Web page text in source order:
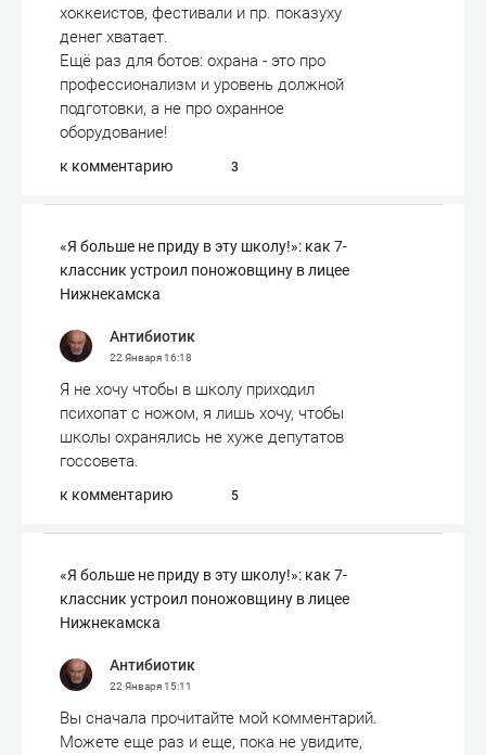
хоккеистов, фестивали и пр. показуху
денег хватает.
Ещё раз для ботов: охрана - это про
профессионализм и уровень должной
подготовки, а не про охранное
оборудование!
к комментарию 3
«Я больше не приду в эту школу!»: как 7-
классник устроил поножовщину в лицее
Нижнекамска
Антибиотик
22 Января16:18
Я не хочу чтобы в школу приходил
психопат с ножом, я лишь хочу, чтобы
школы охранялись не хуже депутатов
госсовета.
к комментарию 5
«Я больше не приду в эту школу!»: как 7-
классник устроил поножовщину в лицее
Нижнекамска
Антибиотик
22 Января15:11
Вы сначала прочитайте мой комментарий.
Можете еще раз и еще, пока не увидите,